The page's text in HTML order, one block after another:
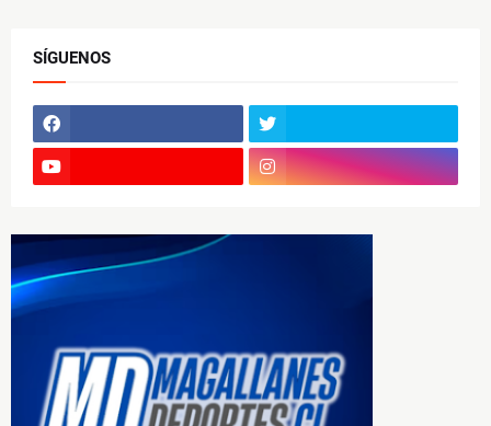
SÍGUENOS